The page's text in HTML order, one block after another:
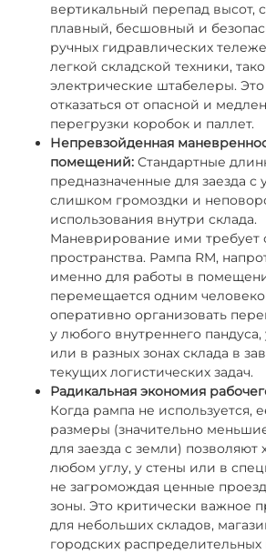
вертикальный перепад высот,
плавный, бесшовный и
ручных гидравлических
легкой складской техники,
электрические штабелеры. Это
отказаться от опасной и
перегрузки коробок и паллет.
Непревзойденная
помещений: Стандартные
предназначенные для заезда с
слишком громоздки и
использования внутри склада.
Маневрирование ими требует
пространства. Рампа RM,
именно для работы в
перемещается одним
оперативно организовать
у любого внутреннего
или в разных зонах склада в
текущих логистических задач.
Радикальная экономия
Когда рампа не используется,
размеры (значительно
для заезда с земли) позволяют
любом углу, у стены или в
не загромождая ценные
зоны. Это критически важное
для небольших складов,
городских распределительных